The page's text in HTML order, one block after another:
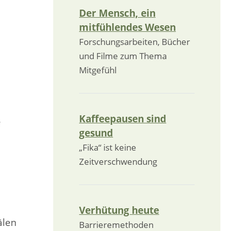
Der Mensch, ein
mitfühlendes Wesen
Forschungsarbeiten, Bücher
und Filme zum Thema
Mitgefühl
Kaffeepausen sind
gesund
„Fika“ ist keine
Zeitverschwendung
Verhütung heute
Barrieremethoden